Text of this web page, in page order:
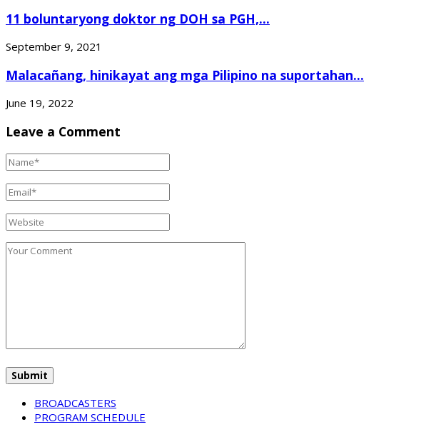
11 boluntaryong doktor ng DOH sa PGH,...
September 9, 2021
Malacañang, hinikayat ang mga Pilipino na suportahan...
June 19, 2022
Leave a Comment
BROADCASTERS
PROGRAM SCHEDULE